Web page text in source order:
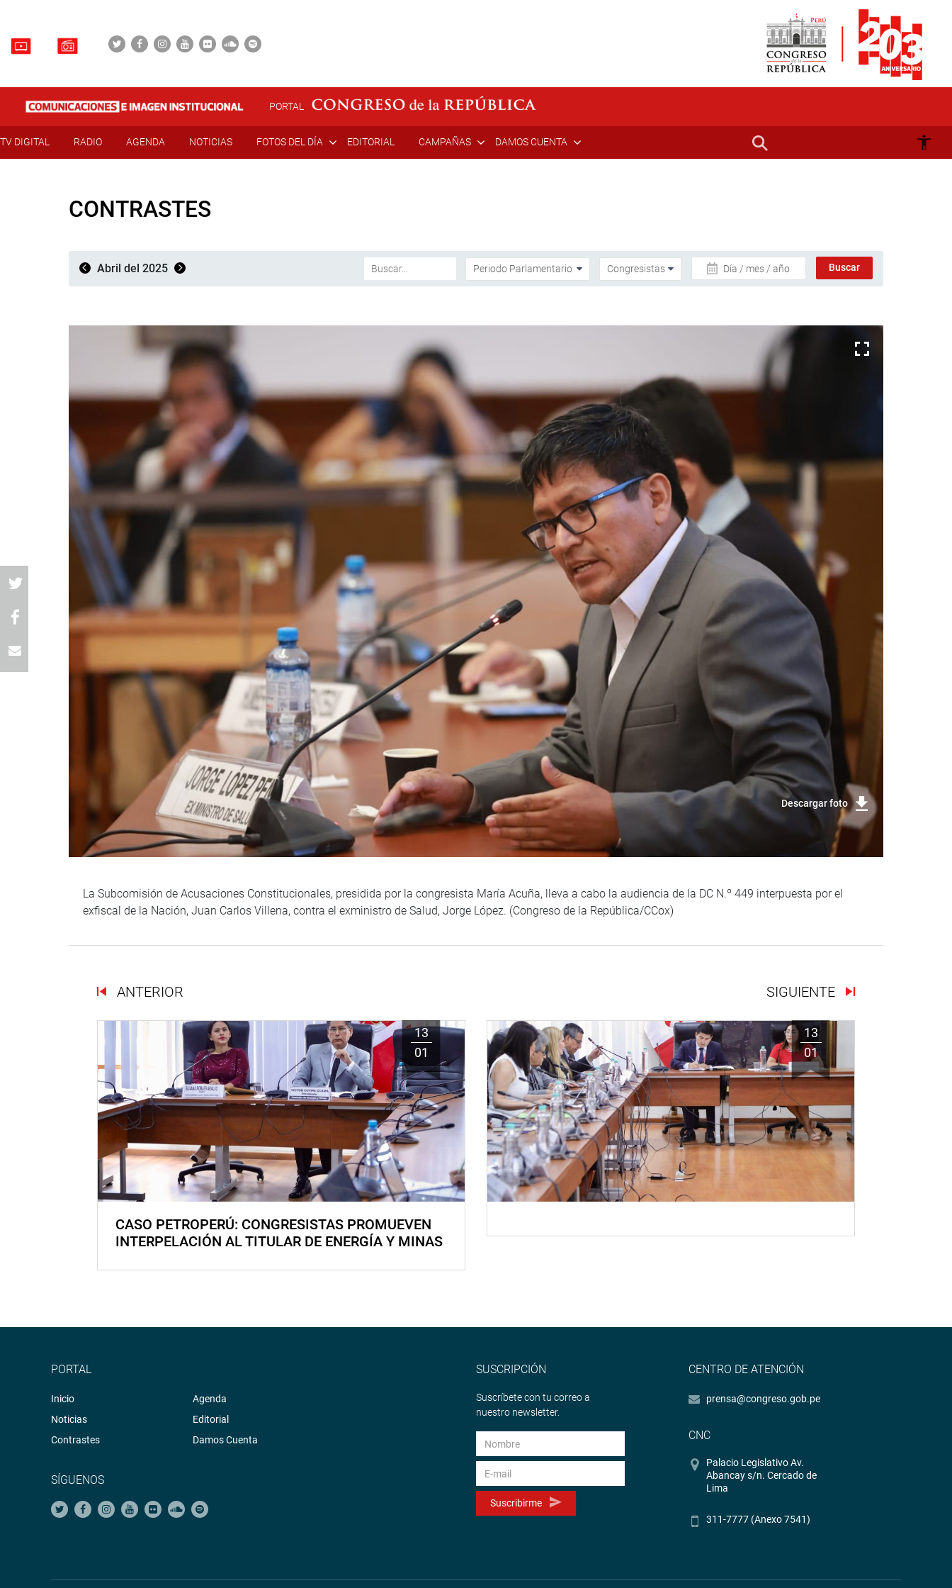
PORTAL
TV DIGITAL RADIO AGENDA NOTICIAS FOTOS DEL DÍA EDITORIAL CAMPAÑAS DAMOS CUENTA
CONTRASTES
Abril del 2025 Día / mes / año
Descargar foto
La Subcomisión de Acusaciones Constitucionales, presidida por la congresista María Acuña, lleva a cabo la audiencia de la DC N.º 449 interpuesta por el
exfiscal de la Nación, Juan Carlos Villena, contra el exministro de Salud, Jorge López. (Congreso de la República/CCox)
ANTERIOR SIGUIENTE
13
01
CASO PETROPERÚ: CONGRESISTAS PROMUEVEN
INTERPELACIÓN AL TITULAR DE ENERGÍA Y MINAS
13
01
PORTAL
Inicio
Noticias
Contrastes
Agenda
Editorial
Damos Cuenta
SÍGUENOS
SUSCRIPCIÓN
Suscríbete con tu correo a
nuestro newsletter.
Suscribirme
CENTRO DE ATENCIÓN
prensa@congreso.gob.pe
CNC
Palacio Legislativo Av.
Abancay s/n. Cercado de
Lima
311-7777 (Anexo 7541)